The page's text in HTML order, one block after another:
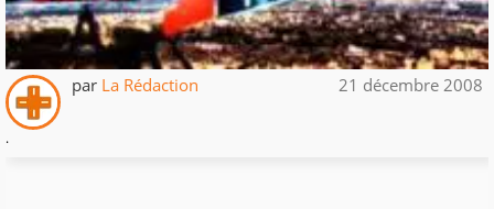
par La Rédaction 21 décembre 2008
.